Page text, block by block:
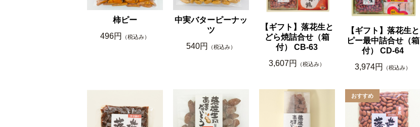
柿ピー
496円
（税込み）
中実バターピーナッ
ツ
540円
（税込み）
【ギフト】落花生と
どら焼詰合せ（箱
付） CB-63
3,607円
（税込み）
【ギフト】落花生と
ピー最中詰合せ（箱
付） CD-64
3,974円
（税込み）